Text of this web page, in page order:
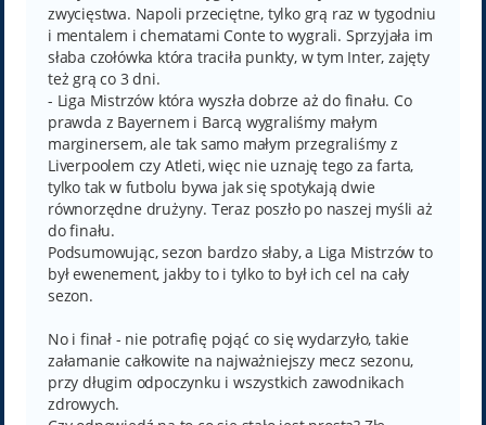
zwycięstwa. Napoli przeciętne, tylko grą raz w tygodniu
i mentalem i chematami Conte to wygrali. Sprzyjała im
słaba czołówka która traciła punkty, w tym Inter, zajęty
też grą co 3 dni.
- Liga Mistrzów która wyszła dobrze aż do finału. Co
prawda z Bayernem i Barcą wygraliśmy małym
marginersem, ale tak samo małym przegraliśmy z
Liverpoolem czy Atleti, więc nie uznaję tego za farta,
tylko tak w futbolu bywa jak się spotykają dwie
równorzędne drużyny. Teraz poszło po naszej myśli aż
do finału.
Podsumowując, sezon bardzo słaby, a Liga Mistrzów to
był ewenement, jakby to i tylko to był ich cel na cały
sezon.
No i finał - nie potrafię pojąć co się wydarzyło, takie
załamanie całkowite na najważniejszy mecz sezonu,
przy długim odpoczynku i wszystkich zawodnikach
zdrowych.